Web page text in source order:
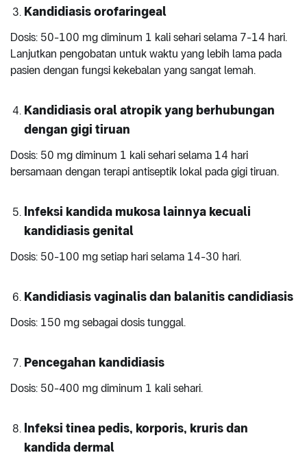
Kandidiasis orofaringeal
Dosis: 50-100 mg diminum 1 kali sehari selama 7-14 hari.
Lanjutkan pengobatan untuk waktu yang lebih lama pada
pasien dengan fungsi kekebalan yang sangat lemah.
Kandidiasis oral atropik yang berhubungan
dengan gigi tiruan
Dosis: 50 mg diminum 1 kali sehari selama 14 hari
bersamaan dengan terapi antiseptik lokal pada gigi tiruan.
Infeksi kandida mukosa lainnya kecuali
kandidiasis genital
Dosis: 50-100 mg setiap hari selama 14-30 hari.
Kandidiasis vaginalis dan balanitis candidiasis
Dosis: 150 mg sebagai dosis tunggal.
Pencegahan kandidiasis
Dosis: 50-400 mg diminum 1 kali sehari.
Infeksi tinea pedis, korporis, kruris dan
kandida dermal